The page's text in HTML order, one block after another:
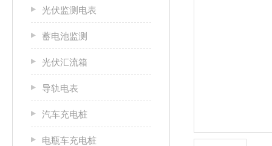
光伏监测电表
蓄电池监测
光伏汇流箱
导轨电表
汽车充电桩
电瓶车充电桩